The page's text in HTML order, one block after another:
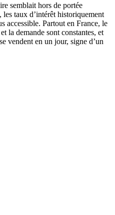
semblait hors de portée
taux d’intérêt historiquement
accessible. Partout en France, le
la demande sont constantes, et
vendent en un jour, signe d’un